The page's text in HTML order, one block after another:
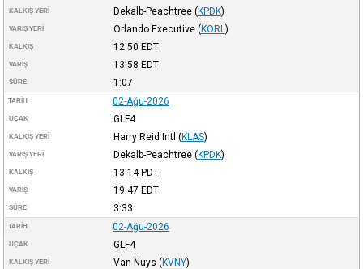
KALKIŞ YERI Dekalb-Peachtree (KPDK)
VARIŞ YERI Orlando Executive (KORL )
KALKIŞ 12:50 EDT
VARIŞ 13:58 EDT
SÜRE 1:07
TARIH 02-Ağu-2026
UÇAK GLF4
KALKIŞ YERI Harry Reid Intl (KLAS)
VARIŞ YERI Dekalb-Peachtree (KPDK)
KALKIŞ 13:14PDT
VARIŞ 19:47 EDT
SÜRE 3:33
TARIH 02-Ağu-2026
UÇAK GLF4
KALKIŞ YERI Van Nuys (KVNY)